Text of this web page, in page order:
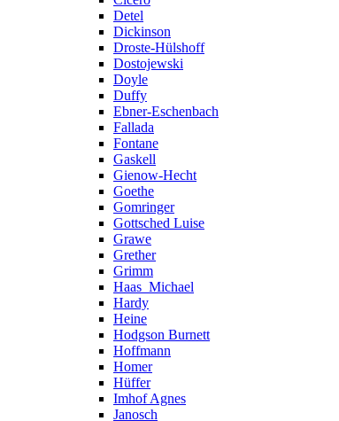
Detel
Dickinson
Droste-Hülshoff
Dostojewski
Doyle
Duffy
Ebner-Eschenbach
Fallada
Fontane
Gaskell
Gienow-Hecht
Goethe
Gomringer
Gottsched Luise
Grawe
Grether
Grimm
Haas_Michael
Hardy
Heine
Hodgson Burnett
Hoffmann
Homer
Hüffer
Imhof Agnes
Janosch